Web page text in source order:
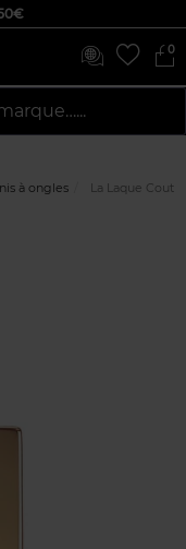
0
à ongles La Laque